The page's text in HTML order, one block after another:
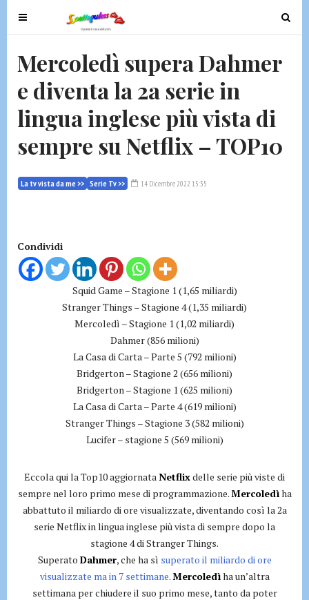
T
o
g
e
v
g
o
n
T
o
g
v
Mercoledì supera Dahmer
e diventa la 2a serie in
lingua inglese più vista di
sempre su Netflix – TOP10
La tv vista da me >> Serie Tv >> 14 Dicembre 2022 15:35
Condividi
Squid Game – Stagione 1 (1,65 miliardi)
Stranger Things – Stagione 4 (1,35 miliardi)
Mercoledì – Stagione 1 (1,02 miliardi)
Dahmer (856 milioni)
La Casa di Carta – Parte 5 (792 milioni)
Bridgerton – Stagione 2 (656 milioni)
Bridgerton – Stagione 1 (625 milioni)
La Casa di Carta – Parte 4 (619 milioni)
Stranger Things – Stagione 3 (582 milioni)
Lucifer – stagione 5 (569 milioni)
Eccola qui la Top10 aggiornataNetflixdelle serie più viste di
sempre nel loro primo mese di programmazione.Mercoledìha
abbattuto il miliardo di ore visualizzate, diventando così la 2a
serie Netflix in lingua inglese più vista di sempre dopo la
stagione 4 di Stranger Things.
Superato Dahmer, che ha sì superato il miliardo di ore
visualizzate ma in 7 settimane.Mercoledìha un’altra
settimana per chiudere il suo primo mese, tanto da poter